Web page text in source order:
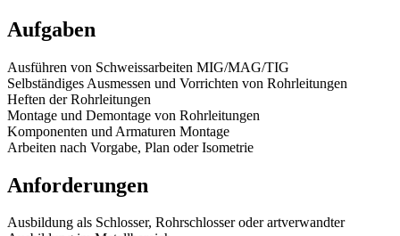
Aufgaben
Ausführen von Schweissarbeiten MIG/MAG/TIG
Selbständiges Ausmessen und Vorrichten von Rohrleitungen
Heften der Rohrleitungen
Montage und Demontage von Rohrleitungen
Komponenten und Armaturen Montage
Arbeiten nach Vorgabe, Plan oder Isometrie
Anforderungen
Ausbildung als Schlosser, Rohrschlosser oder artverwandter